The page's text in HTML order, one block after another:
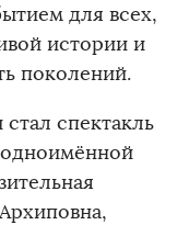
для всех,
истории и
поколений.
спектакль